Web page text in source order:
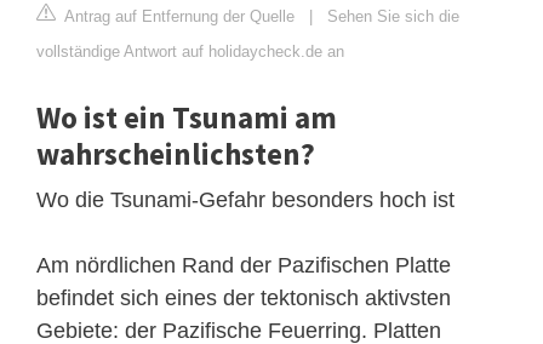
Antrag auf Entfernung der Quelle | Sehen Sie sich die
vollständige Antwort auf holidaycheck.de an
Wo ist ein Tsunami am
wahrscheinlichsten?
Wo die Tsunami-Gefahr besonders hoch ist
Am nördlichen Rand der Pazifischen Platte
befindet sich eines der tektonisch aktivsten
Gebiete: der Pazifische Feuerring. Platten